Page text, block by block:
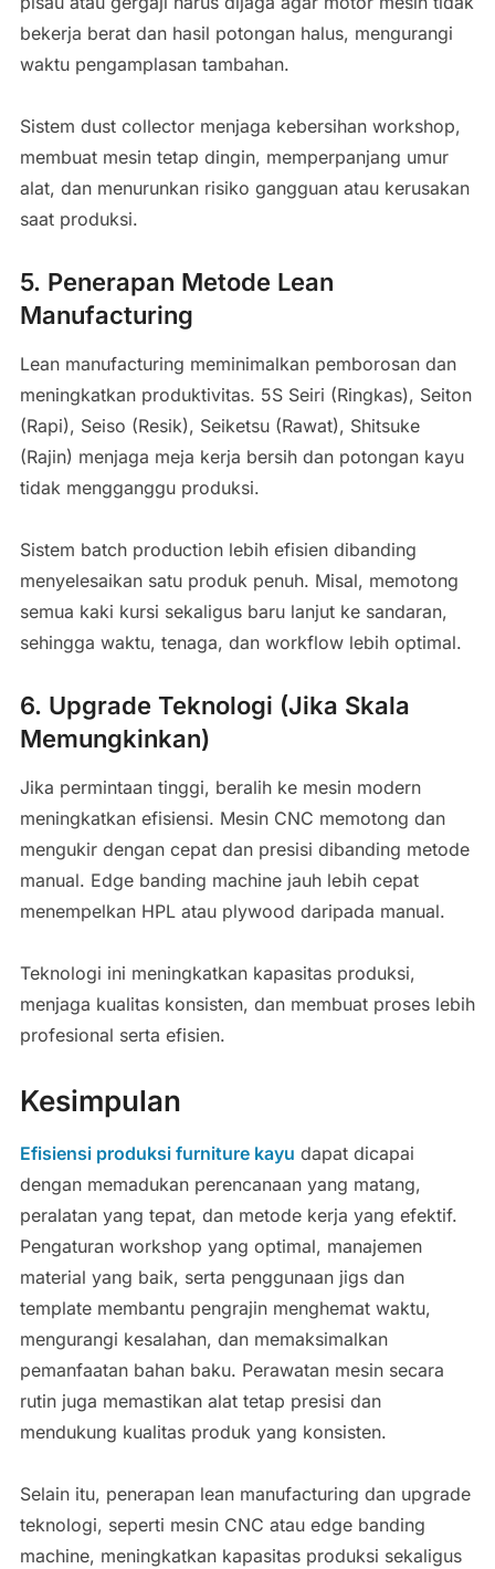
bekerja berat dan hasil potongan halus, mengurangi
waktu pengamplasan tambahan.
Sistem dust collector menjaga kebersihan workshop,
membuat mesin tetap dingin, memperpanjang umur
alat, dan menurunkan risiko gangguan atau kerusakan
saat produksi.
5. Penerapan Metode Lean
Manufacturing
Lean manufacturing meminimalkan pemborosan dan
meningkatkan produktivitas. 5S Seiri (Ringkas), Seiton
(Rapi), Seiso (Resik), Seiketsu (Rawat), Shitsuke
(Rajin) menjaga meja kerja bersih dan potongan kayu
tidak mengganggu produksi.
Sistem batch production lebih efisien dibanding
menyelesaikan satu produk penuh. Misal, memotong
semua kaki kursi sekaligus baru lanjut ke sandaran,
sehingga waktu, tenaga, dan workflow lebih optimal.
6. Upgrade Teknologi (Jika Skala
Memungkinkan)
Jika permintaan tinggi, beralih ke mesin modern
meningkatkan efisiensi. Mesin CNC memotong dan
mengukir dengan cepat dan presisi dibanding metode
manual. Edge banding machine jauh lebih cepat
menempelkan HPL atau plywood daripada manual.
Teknologi ini meningkatkan kapasitas produksi,
menjaga kualitas konsisten, dan membuat proses lebih
profesional serta efisien.
Kesimpulan
Efisiensi produksi furniture kayu dapat dicapai
dengan memadukan perencanaan yang matang,
peralatan yang tepat, dan metode kerja yang efektif.
Pengaturan workshop yang optimal, manajemen
material yang baik, serta penggunaan jigs dan
template membantu pengrajin menghemat waktu,
mengurangi kesalahan, dan memaksimalkan
pemanfaatan bahan baku. Perawatan mesin secara
rutin juga memastikan alat tetap presisi dan
mendukung kualitas produk yang konsisten.
Selain itu, penerapan lean manufacturing dan upgrade
teknologi, seperti mesin CNC atau edge banding
machine, meningkatkan kapasitas produksi sekaligus